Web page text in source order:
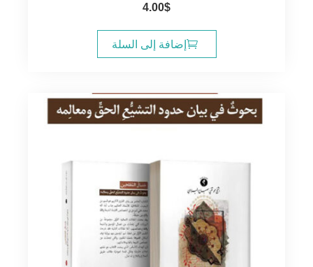
4.00$
إضافة إلى السلة